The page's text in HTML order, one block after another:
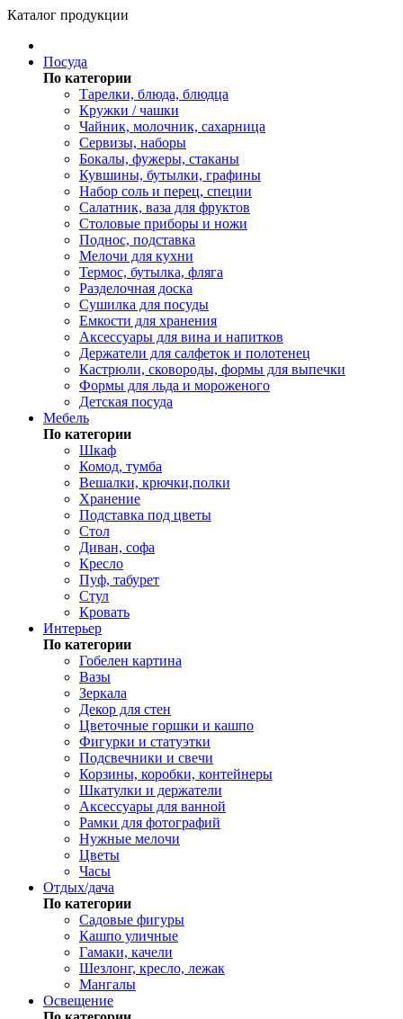
Каталог продукции
Посуда
По категории
Тарелки, блюда, блюдца
Кружки / чашки
Чайник, молочник, сахарница
Сервизы, наборы
Бокалы, фужеры, стаканы
Кувшины, бутылки, графины
Набор соль и перец, специи
Салатник, ваза для фруктов
Столовые приборы и ножи
Поднос, подставка
Мелочи для кухни
Термос, бутылка, фляга
Разделочная доска
Сушилка для посуды
Емкости для хранения
Аксессуары для вина и напитков
Держатели для салфеток и полотенец
Кастрюли, сковороды, формы для выпечки
Формы для льда и мороженого
Детская посуда
Мебель
По категории
Шкаф
Комод, тумба
Вешалки, крючки,полки
Хранение
Подставка под цветы
Стол
Диван, софа
Кресло
Пуф, табурет
Стул
Кровать
Интерьер
По категории
Гобелен картина
Вазы
Зеркала
Декор для стен
Цветочные горшки и кашпо
Фигурки и статуэтки
Подсвечники и свечи
Корзины, коробки, контейнеры
Шкатулки и держатели
Аксессуары для ванной
Рамки для фотографий
Нужные мелочи
Цветы
Часы
Отдых/дача
По категории
Садовые фигуры
Кашпо уличные
Гамаки, качели
Шезлонг, кресло, лежак
Мангалы
Освещение